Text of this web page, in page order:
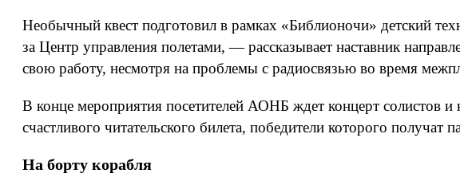
Необычный квест подготовил в рамках «Библионочи» детский
за Центр управления полетами, — рассказывает наставник
свою работу, несмотря на проблемы с радиосвязью во время
В конце мероприятия посетителей АОНБ ждет концерт
счастливого читательского билета, победители которого получат
На борту корабля